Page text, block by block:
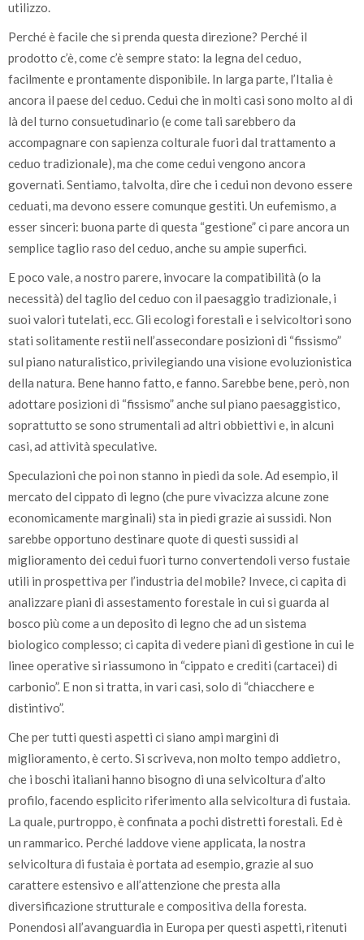
utilizzo.
Perché è facile che si prenda questa direzione? Perché il
prodotto c’è, come c’è sempre stato: la legna del ceduo,
facilmente e prontamente disponibile. In larga parte, l’Italia è
ancora il paese del ceduo. Cedui che in molti casi sono molto al di
là del turno consuetudinario (e come tali sarebbero da
accompagnare con sapienza colturale fuori dal trattamento a
ceduo tradizionale), ma che come cedui vengono ancora
governati. Sentiamo, talvolta, dire che i cedui non devono essere
ceduati, ma devono essere comunque gestiti. Un eufemismo, a
esser sinceri: buona parte di questa “gestione” ci pare ancora un
semplice taglio raso del ceduo, anche su ampie superfici.
E poco vale, a nostro parere, invocare la compatibilità (o la
necessità) del taglio del ceduo con il paesaggio tradizionale, i
suoi valori tutelati, ecc. Gli ecologi forestali e i selvicoltori sono
stati solitamente restii nell’assecondare posizioni di “fissismo”
sul piano naturalistico, privilegiando una visione evoluzionistica
della natura. Bene hanno fatto, e fanno. Sarebbe bene, però, non
adottare posizioni di “fissismo” anche sul piano paesaggistico,
soprattutto se sono strumentali ad altri obbiettivi e, in alcuni
casi, ad attività speculative.
Speculazioni che poi non stanno in piedi da sole. Ad esempio, il
mercato del cippato di legno (che pure vivacizza alcune zone
economicamente marginali) sta in piedi grazie ai sussidi. Non
sarebbe opportuno destinare quote di questi sussidi al
miglioramento dei cedui fuori turno convertendoli verso fustaie
utili in prospettiva per l’industria del mobile? Invece, ci capita di
analizzare piani di assestamento forestale in cui si guarda al
bosco più come a un deposito di legno che ad un sistema
biologico complesso; ci capita di vedere piani di gestione in cui le
linee operative si riassumono in “cippato e crediti (cartacei) di
carbonio”. E non si tratta, in vari casi, solo di “chiacchere e
distintivo”.
Che per tutti questi aspetti ci siano ampi margini di
miglioramento, è certo. Si scriveva, non molto tempo addietro,
che i boschi italiani hanno bisogno di una selvicoltura d’alto
profilo, facendo esplicito riferimento alla selvicoltura di fustaia.
La quale, purtroppo, è confinata a pochi distretti forestali. Ed è
un rammarico. Perché laddove viene applicata, la nostra
selvicoltura di fustaia è portata ad esempio, grazie al suo
carattere estensivo e all’attenzione che presta alla
diversificazione strutturale e compositiva della foresta.
Ponendosi all’avanguardia in Europa per questi aspetti, ritenuti